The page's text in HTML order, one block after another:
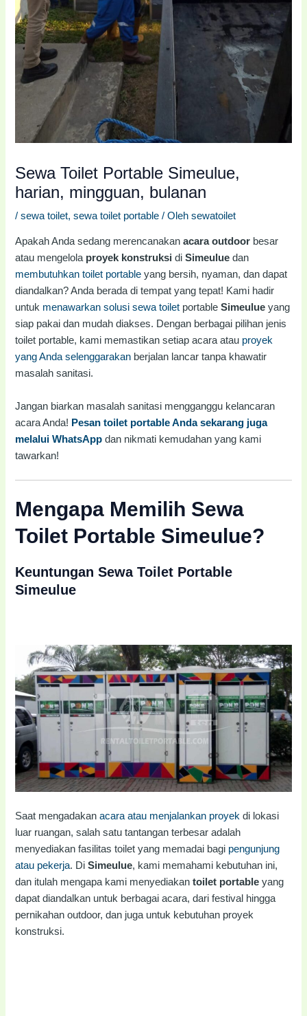
Sewa Toilet Portable Simeulue,
harian, mingguan, bulanan
/sewa toilet,sewa toilet portable / Olehsewatoilet
Apakah Anda sedang merencanakanacara outdoor besar
atau mengelola proyek konstruksi diSimeulue dan
membutuhkan toilet portable yang bersih, nyaman, dan dapat
diandalkan? Anda berada di tempat yang tepat! Kami hadir
untuk menawarkan solusi sewa toilet portableSimeulueyang
siap pakai dan mudah diakses. Dengan berbagai pilihan jenis
toilet portable, kami memastikan setiap acara atau proyek
yang Anda selenggarakan berjalan lancar tanpa khawatir
masalah sanitasi.
Jangan biarkan masalah sanitasi mengganggu kelancaran
acara Anda! Pesan toilet portable Anda sekarang juga
melalui WhatsApp dan nikmati kemudahan yang kami
tawarkan!
Mengapa Memilih Sewa
Toilet Portable Simeulue?
Keuntungan Sewa Toilet Portable
Simeulue
Saat mengadakanacara atau menjalankan proyek di lokasi
luar ruangan, salah satu tantangan terbesar adalah
menyediakan fasilitas toilet yang memadai bagi pengunjung
atau pekerja. DiSimeulue, kami memahami kebutuhan ini,
dan itulah mengapa kami menyediakantoilet portable yang
dapat diandalkan untuk berbagai acara, dari festival hingga
pernikahan outdoor, dan juga untuk kebutuhan proyek
konstruksi.